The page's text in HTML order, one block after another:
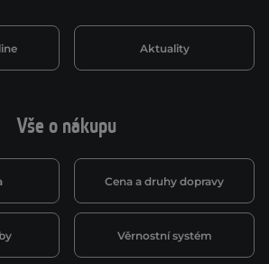
Vše o nákupu
Cena a druhy dopravy
Věrnostní systém
Aktuality